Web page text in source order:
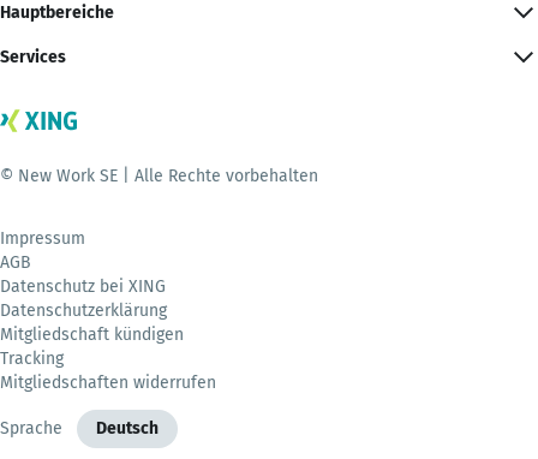
Hauptbereiche
Services
© New Work SE | Alle Rechte vorbehalten
Impressum
AGB
Datenschutz bei XING
Datenschutzerklärung
Mitgliedschaft kündigen
Tracking
Mitgliedschaften widerrufen
Sprache Deutsch